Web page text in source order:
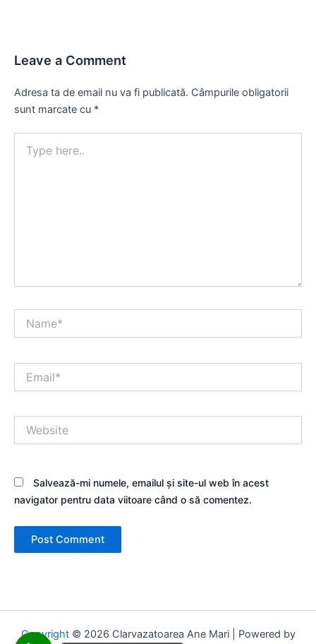
Leave a Comment
Adresa ta de email nu va fi publicată. Câmpurile obligatorii
sunt marcate cu *
here..
Salvează-mi numele, emailul și site-ul web în acest
navigator pentru data viitoare când o să comentez.
Copyright© 2026 Clarvazatoarea Ane Mari | Powered by